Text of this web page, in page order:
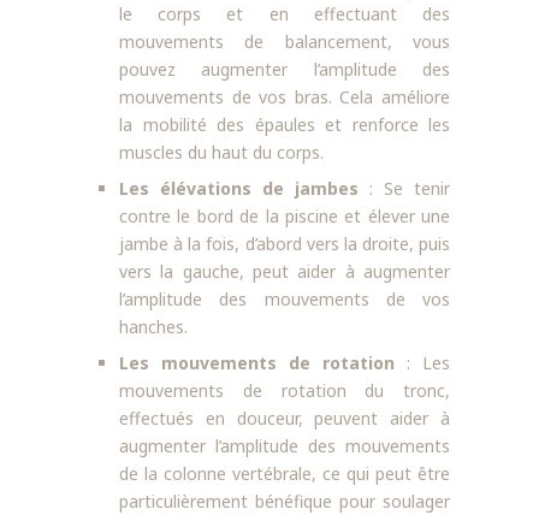
le corps et en effectuant des
mouvements de balancement, vous
pouvez augmenter l’amplitude des
mouvements de vos bras. Cela améliore
la mobilité des épaules et renforce les
muscles du haut du corps.
Les élévations de jambes : Se tenir
contre le bord de la piscine et élever une
jambe à la fois, d’abord vers la droite, puis
vers la gauche, peut aider à augmenter
l’amplitude des mouvements de vos
hanches.
Les mouvements de rotation : Les
mouvements de rotation du tronc,
effectués en douceur, peuvent aider à
augmenter l’amplitude des mouvements
de la colonne vertébrale, ce qui peut être
particulièrement bénéfique pour soulager